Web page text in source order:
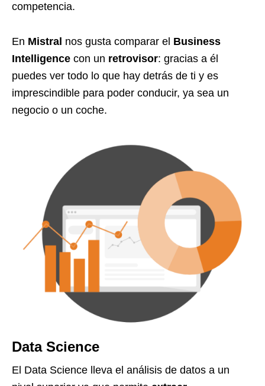
competencia.
En Mistral nos gusta comparar el Business
Intelligence con un retrovisor: gracias a él
puedes ver todo lo que hay detrás de ti y es
imprescindible para poder conducir, ya sea un
negocio o un coche.
Data Science
El Data Science lleva el análisis de datos a un